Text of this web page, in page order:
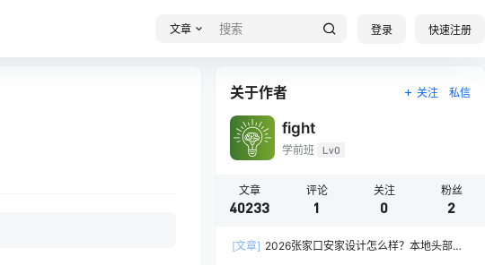
文章 登录 快速注册
关于作者 关注 私信
fight
学前班 Lv0
文章
40233
评论
1
关注
0
粉丝
2
[文章] 2026张家口安家设计怎么样？本地头部全